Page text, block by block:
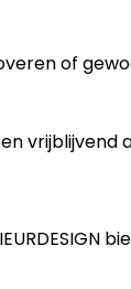
of
vrijblijvend